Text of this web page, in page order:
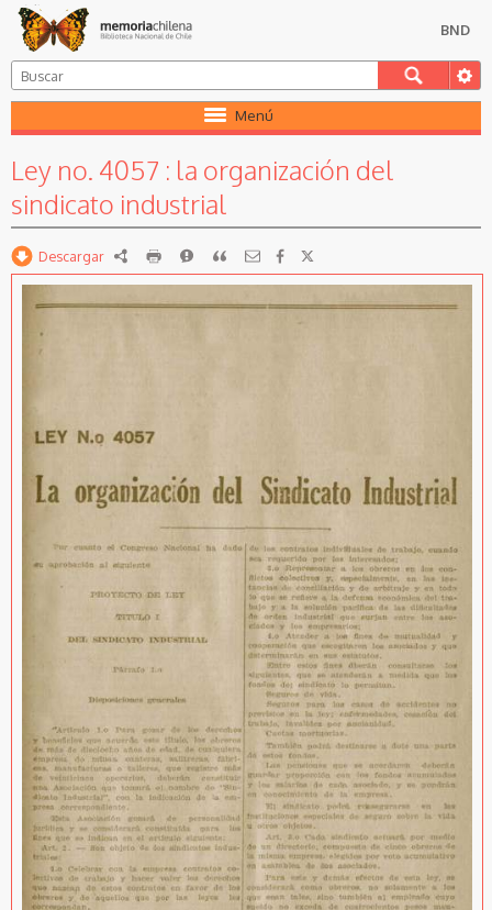
BND
Menú
Ley no. 4057 : la organización del
sindicato industrial
Descargar RDF imprimirReportarCitar